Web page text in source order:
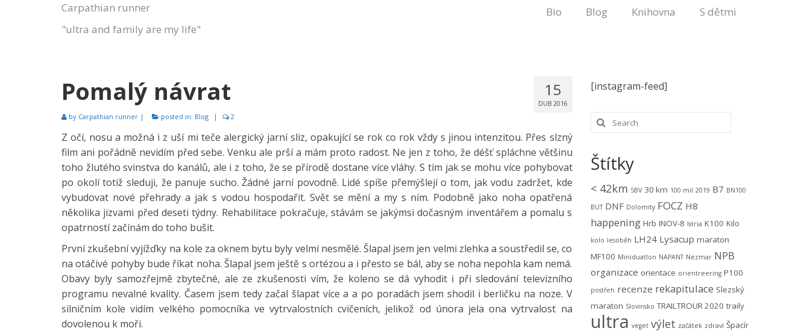
Carpathian runner
"ultra and family are my life"
Bio Blog Knihovna S dětmi
15
DUB 2016
Pomalý návrat
by Carpathian runner | posted in: Blog | 2
Z očí, nosu a možná i z uší mi teče alergický jarní sliz, opakující se rok co rok vždy s jinou intenzitou. Přes slzný
film ani pořádně nevidím před sebe. Venku ale prší a mám proto radost. Ne jen z toho, že déšť spláchne většinu
toho žlutého svinstva do kanálů, ale i z toho, že se přírodě dostane více vláhy. S tím jak se mohu více pohybovat
po okolí totiž sleduji, že panuje sucho. Žádné jarní povodně. Lidé spíše přemýšlejí o tom, jak vodu zadržet, kde
vybudovat nové přehrady a jak s vodou hospodařit. Svět se mění a my s ním. Podobně jako noha opatřená
několika jizvami před deseti týdny. Rehabilitace pokračuje, stávám se jakýmsi dočasným inventářem a pomalu s
opatrností začínám do toho bušit.
První zkušební vyjížďky na kole za oknem bytu byly velmi nesmělé. Šlapal jsem jen velmi zlehka a soustředil se, co
na otáčivé pohyby bude říkat noha. Šlapal jsem ještě s ortézou a i přesto se bál, aby se noha nepohla kam nemá.
Obavy byly samozřejmě zbytečné, ale ze zkušenosti vím, že koleno se dá vyhodit i při sledování televizního
programu nevalné kvality. Časem jsem tedy začal šlapat více a a po poradách jsem shodil i berličku na noze. V
silničním kole vidím velkého pomocníka ve vytrvalostních cvičeních, jelikož od února jela ona vytrvalost na
dovolenou k moři.
[instagram-feed]
Štítky
< 42km 5BV 30 km 100 mil 2019 B7 BN100
BUT DNF Dolomity FOCZ H8
happening Hrb INOV-8 Istria K100 Kilo
kolo lesoběh LH24 Lysacup maraton
MF100 Miniduatlon NAPANT Nezmar NPB
organizace orientace orientreering P100
postřeh recenze rekapitulace Slezský
maraton Slovinsko TRAILTROUR 2020 traily
ultra veget výlet začátek zdraví Špacír